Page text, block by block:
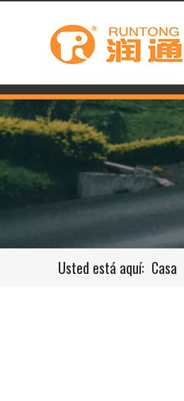
Usted está aquí: Casa